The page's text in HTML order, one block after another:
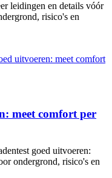
leidingen en details vóór
risico's en
meet comfort per
goed uitvoeren:
ondergrond, risico's en